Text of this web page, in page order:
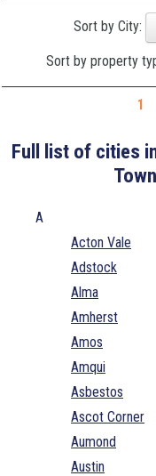
Sort by City:
Sort by property
1
Full list of cities
A
Acton Vale
Adstock
Alma
Amherst
Amos
Amqui
Asbestos
Ascot Corner
Aumond
Austin